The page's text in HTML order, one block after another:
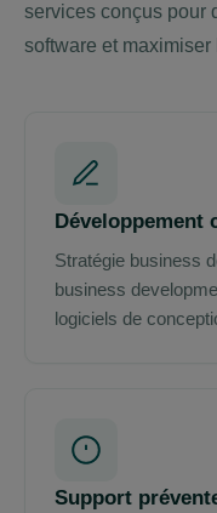
services conçus pour
software et
Développement
Stratégie business
business
logiciels de
Support